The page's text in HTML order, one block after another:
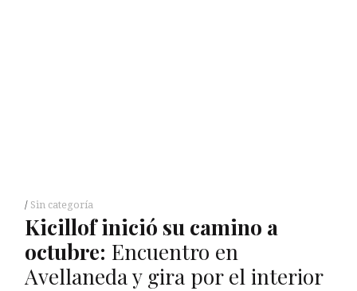
Sin categoría
Kicillof inició su camino a
octubre: Encuentro en
Avellaneda y gira por el interior